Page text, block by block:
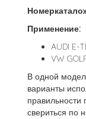
Применение:
AUDI E-
VW
В одной
варианты
правильности
свериться по